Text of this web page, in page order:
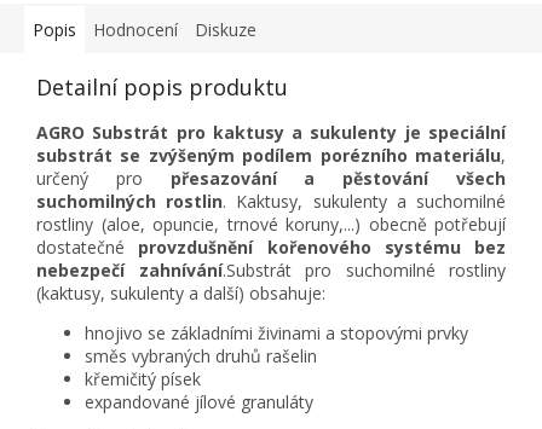
Popis Hodnocení Diskuze
Detailní popis produktu
AGRO Substrát pro kaktusy a sukulenty je speciální
substrát se zvýšeným podílem porézního materiálu,
určený pro
přesazování a pěstování všech
suchomilných rostlin. Kaktusy, sukulenty a suchomilné
rostliny (aloe, opuncie, trnové koruny,...) obecně potřebují
dostatečné
provzdušnění kořenového systému bez
nebezpečí zahnívání.Substrát pro suchomilné rostliny
(kaktusy, sukulenty a další) obsahuje:
hnojivo se základními živinami a stopovými prvky
směs vybraných druhů rašelin
křemičitý písek
expandované jílové granuláty